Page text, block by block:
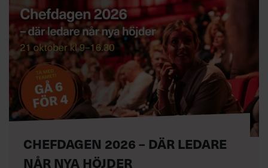
CHEFDAGEN 2026 – DÄR LEDARE
NÅR NYA HÖJDER